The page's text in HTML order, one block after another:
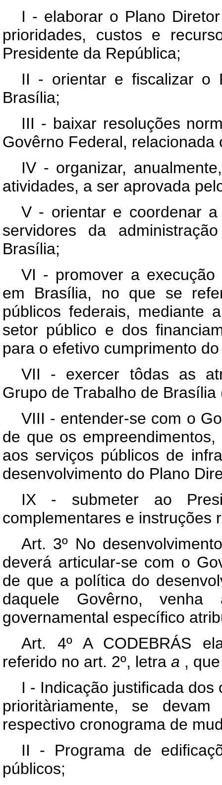
I - elaborar o Plano
prioridades, custos e
Presidente da República;
II - orientar e fiscalizar o
Brasília;
III - baixar resoluções
Govêrno Federal, relacionada
IV - organizar,
atividades, a ser aprovada
V - orientar e coordenar
servidores da
Brasília;
VI - promover a
em Brasília, no que se
públicos federais, mediante
setor público e dos
para o efetivo cumprimento
VII - exercer tôdas as
Grupo de Trabalho de Brasília
VIII - entender-se com o
de que os
aos serviços públicos de
desenvolvimento do Plano
IX - submeter ao
complementares e instruções
Art. 3º No
deverá articular-se com o
de que a política do
daquele Govêrno, venha
governamental específico
Art. 4º A CODEBRÁS
referido no art. 2º, letra a ,
I - Indicação justificada
prioritàriamente, se
respectivo cronograma de
II - Programa de
públicos;